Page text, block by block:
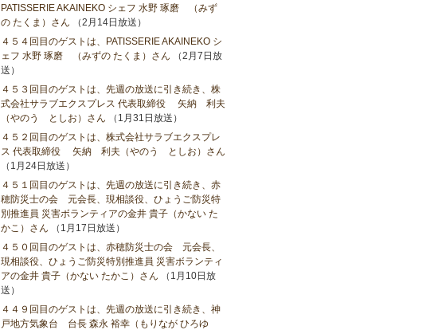
PATISSERIE AKAINEKO シェフ 水野 琢磨 （みず
の たくま）さん （2月14日放送）
４５４回目のゲストは、PATISSERIE AKAINEKO シ
ェフ 水野 琢磨 （みずの たくま）さん （2月7日放
送）
４５３回目のゲストは、先週の放送に引き続き、株
式会社サラブエクスプレス 代表取締役 矢納 利夫
（やのう としお）さん （1月31日放送）
４５２回目のゲストは、株式会社サラブエクスプレ
ス 代表取締役 矢納 利夫（やのう としお）さん
（1月24日放送）
４５１回目のゲストは、先週の放送に引き続き、赤
穂防災士の会 元会長、現相談役、ひょうご防災特
別推進員 災害ボランティアの金井 貴子（かない た
かこ）さん （1月17日放送）
４５０回目のゲストは、赤穂防災士の会 元会長、
現相談役、ひょうご防災特別推進員 災害ボランティ
アの金井 貴子（かない たかこ）さん （1月10日放
送）
４４９回目のゲストは、先週の放送に引き続き、神
戸地方気象台 台長 森永 裕幸（もりなが ひろゆ